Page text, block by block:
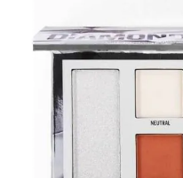
галерията
изображенията